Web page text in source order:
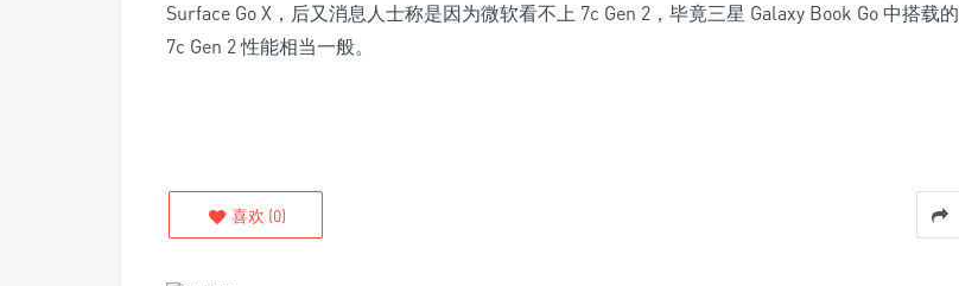
Surface Go X，后又消息人士称是因为微软看不上 7c Gen 2，毕竟三星 Galaxy Book Go 中搭载的
7c Gen 2 性能相当一般。
喜欢 (0)